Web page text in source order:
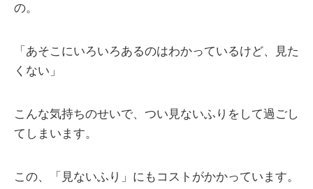
の。
「あそこにいろいろあるのはわかっているけど、見た
くない」
こんな気持ちのせいで、つい見ないふりをして過ごし
てしまいます。
この、「見ないふり」にもコストがかかっています。